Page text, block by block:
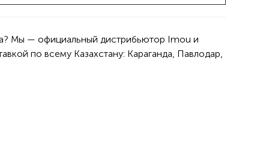
Мы — официальный дистрибьютор Imou и
по всему Казахстану: Караганда, Павлодар,